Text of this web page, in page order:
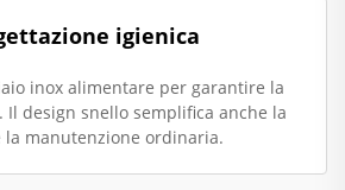
igienica
inox alimentare per garantire la
Il design snello semplifica anche la
la manutenzione ordinaria.